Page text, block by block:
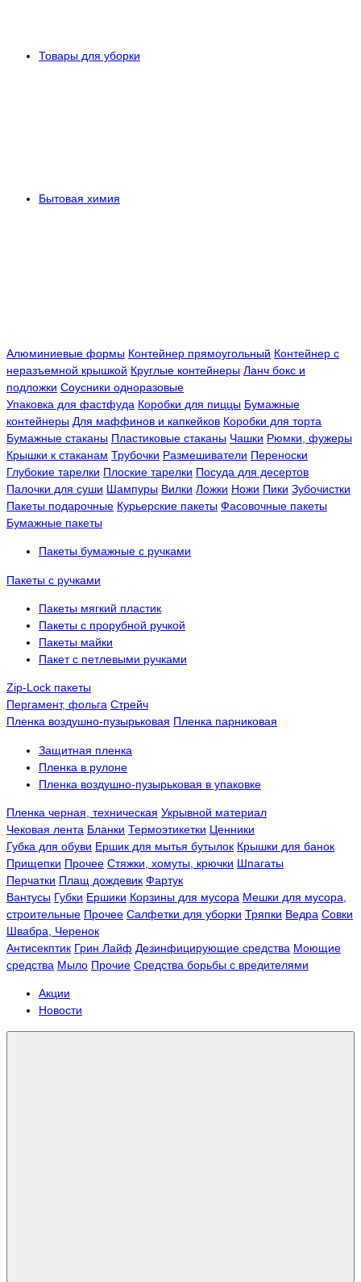
Товары для уборки
Бытовая химия
Алюминиевые формы Контейнер прямоугольный Контейнер с
неразъемной крышкой Круглые контейнеры Ланч бокс и
подложки Соусники одноразовые
Упаковка для фастфуда Коробки для пиццы Бумажные
контейнеры Для маффинов и капкейков Коробки для торта
Бумажные стаканы Пластиковые стаканы Чашки Рюмки, фужеры
Крышки к стаканам Трубочки Размешиватели Переноски
Глубокие тарелки Плоские тарелки Посуда для десертов
Палочки для суши Шампуры Вилки Ложки Ножи Пики Зубочистки
Пакеты подарочные Курьерские пакеты Фасовочные пакеты
Бумажные пакеты
Пакеты бумажные с ручками
Пакеты с ручками
Пакеты мягкий пластик
Пакеты с прорубной ручкой
Пакеты майки
Пакет с петлевыми ручками
Zip-Lock пакеты
Пергамент, фольга Стрейч
Пленка воздушно-пузырьковая Пленка парниковая
Защитная пленка
Пленка в рулоне
Пленка воздушно-пузырьковая в упаковке
Пленка черная, техническая Укрывной материал
Чековая лента Бланки Термоэтикетки Ценники
Губка для обуви Ершик для мытья бутылок Крышки для банок
Прищепки Прочее Стяжки, хомуты, крючки Шпагаты
Перчатки Плащ дождевик Фартук
Вантусы Губки Ершики Корзины для мусора Мешки для мусора,
строительные Прочее Салфетки для уборки Тряпки Ведра Совки
Швабра, Черенок
Антисекптик Грин Лайф Дезинфицирующие средства Моющие
средства Мыло Прочие Средства борьбы с вредителями
Акции
Новости